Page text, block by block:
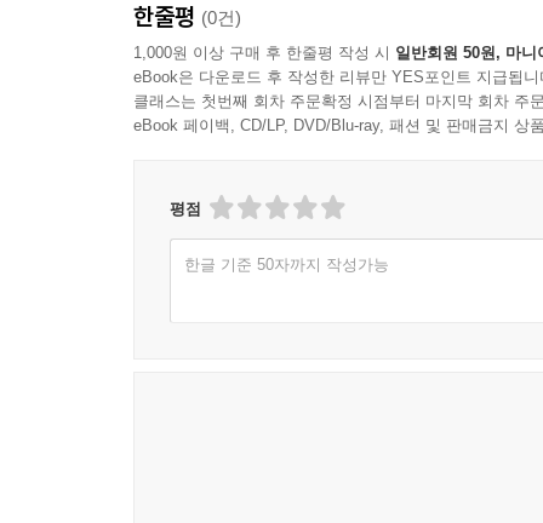
한줄평 (0건)
1,000원 이상 구매 후 한줄평 작성 시 일반회원 50원, 마니
eBook은 다운로드 후 작성한 리뷰만 YES포인트 지급됩니
클래스는 첫번째 회차 주문확정 시점부터 마지막 회차 주
eBook 페이백, CD/LP, DVD/Blu-ray, 패션 및 판매금지 상
평점
한글 기준 50자까지 작성가능